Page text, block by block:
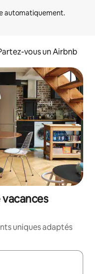
vous un Airbnb
uniques adaptés
les en utilisant